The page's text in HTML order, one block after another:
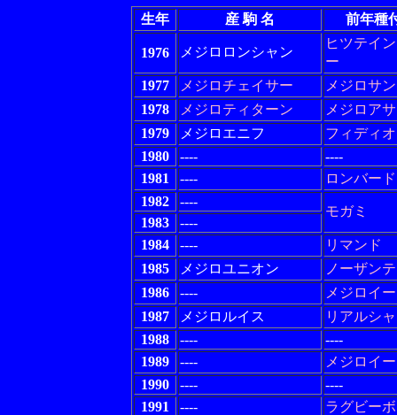
生年 産 駒 名 前年種
1976 メジロロンシャン
ヒツテイ
ー
1977
メジロチェイサー
メジロサ
1978
メジロティターン
メジロア
1979
メジロエニフ
フィディ
1980
----
----
1981
----
ロンバード
1982
----
モガミ
1983
----
1984
----
リマンド
1985
メジロユニオン
ノーザン
1986
----
メジロイ
1987
メジロルイス
リアルシ
1988
----
----
1989
----
メジロイ
1990
----
----
1991
---- ラグビー